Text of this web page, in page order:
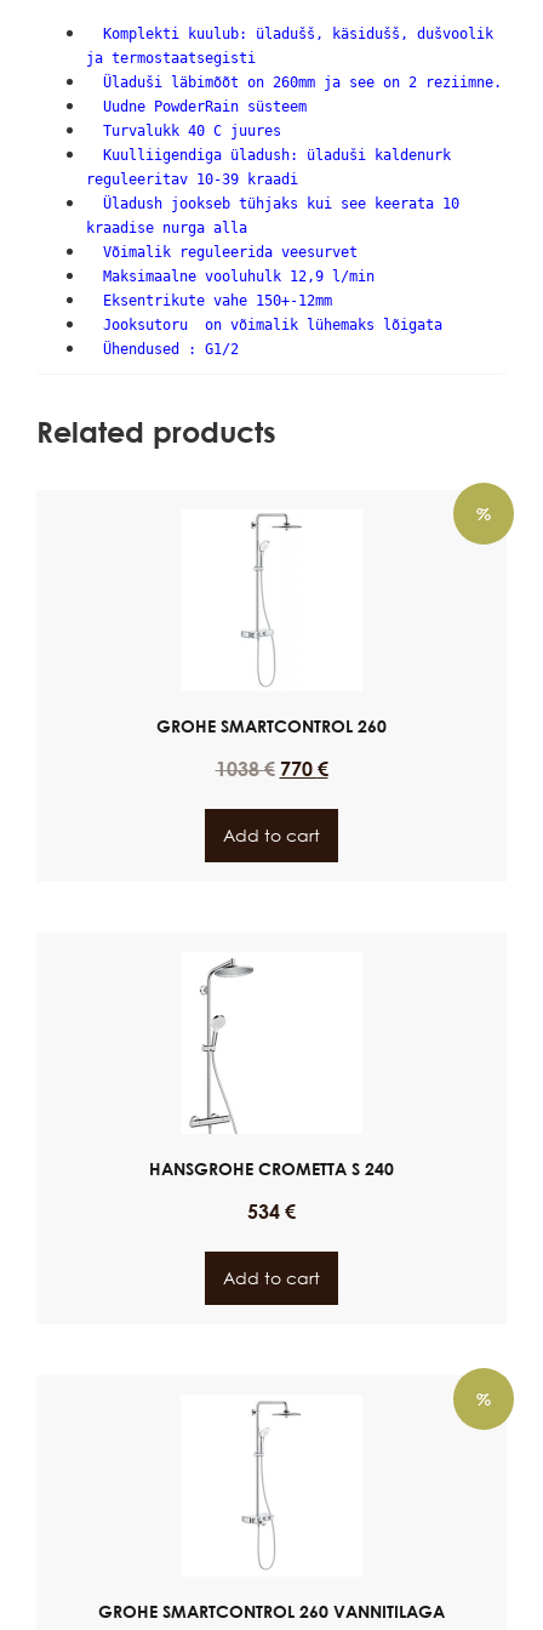
Komplekti kuulub: üladušš, käsidušš, dušvoolik
ja termostaatsegisti
Üladuši läbimõõt on 260mm ja see on 2 reziimne.
Uudne PowderRain süsteem
Turvalukk 40 C juures
Kuulliigendiga üladush: üladuši kaldenurk
reguleeritav 10-39 kraadi
Üladush jookseb tühjaks kui see keerata 10
kraadise nurga alla
Võimalik reguleerida veesurvet
Maksimaalne vooluhulk 12,9 l/min
Eksentrikute vahe 150+-12mm
Jooksutoru on võimalik lühemaks lõigata
Ühendused : G1/2
Related products
%
GROHE SMARTCONTROL 260
1038€ 770 €
Add to cart
HANSGROHE CROMETTA S 240
534 €
Add to cart
%
GROHE SMARTCONTROL 260 VANNITILAGA